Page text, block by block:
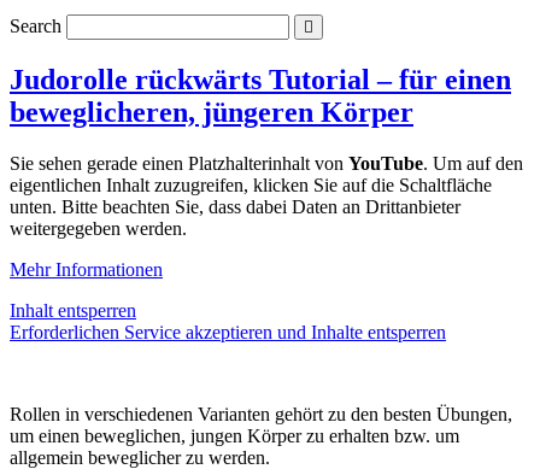
Search
Judorolle rückwärts Tutorial – für einen
beweglicheren, jüngeren Körper
Sie sehen gerade einen Platzhalterinhalt von YouTube. Um auf den
eigentlichen Inhalt zuzugreifen, klicken Sie auf die Schaltfläche
unten. Bitte beachten Sie, dass dabei Daten an Drittanbieter
weitergegeben werden.
Mehr Informationen
Inhalt entsperren
Erforderlichen Service akzeptieren und Inhalte entsperren
Rollen in verschiedenen Varianten gehört zu den besten Übungen,
um einen beweglichen, jungen Körper zu erhalten bzw. um
allgemein beweglicher zu werden.